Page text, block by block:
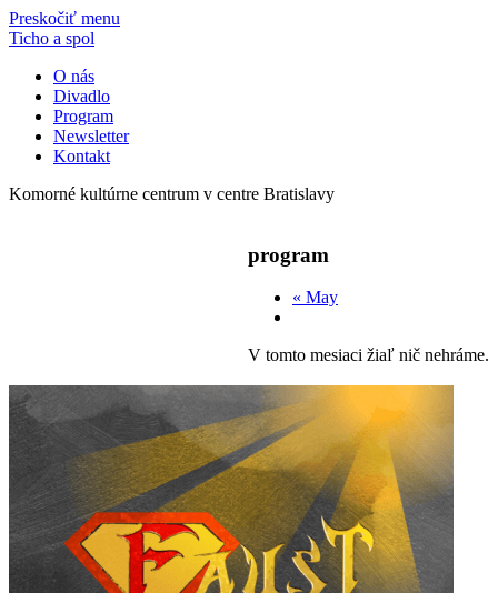
Preskočiť menu
Ticho a spol
O nás
Divadlo
Program
Newsletter
Kontakt
Komorné kultúrne centrum v centre Bratislavy
program
« May
V tomto mesiaci žiaľ nič nehráme.